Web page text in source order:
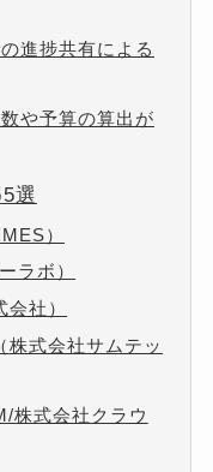
進捗共有による
や予算の算出が
選
）
ラボ）
社）
株式会社サムテッ
株式会社クラウ